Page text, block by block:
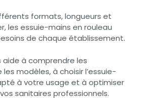
formats, longueurs et
les essuie-mains en rouleau
de chaque établissement.
à comprendre les
modèles, à choisir l’essuie-
à votre usage et à optimiser
sanitaires professionnels.